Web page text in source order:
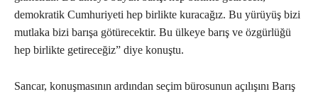
demokratik Cumhuriyeti hep birlikte kuracağız. Bu yürüyüş bizi
mutlaka bizi barışa götürecektir. Bu ülkeye barış ve özgürlüğü
hep birlikte getireceğiz” diye konuştu.
Sancar, konuşmasının ardından seçim bürosunun açılışını Barış